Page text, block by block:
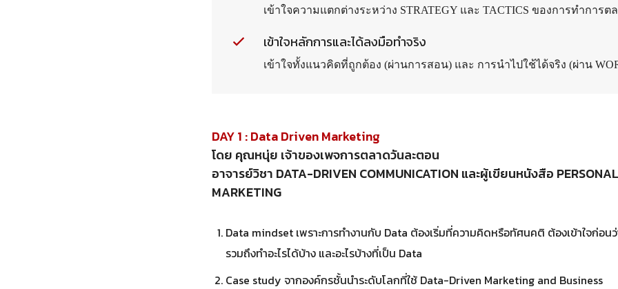
เข้าใจความแตกต่างระหว่าง STRATEGY และ TACTICS ของการทำการต
เข้าใจหลักการและได้ลงมือทำจริง
เข้าใจทั้งแนวคิดที่ถูกต้อง (ผ่านการสอน) และ การนำไปใช้ได้จริง (ผ่าน
DAY 1 : Data Driven Marketing
โดย คุณหนุ่ย เจ้าของเพจการตลาดวันละตอน
อาจารย์วิชา DATA-DRIVEN COMMUNICATION และผู้เขียนหนังสือ
MARKETING
Data mindset เพราะการทำงานกับ Data ต้องเริ่มที่ความคิดหรือทัศนคติ ต้องเข้าใจก่อน
รวมถึงทำอะไรได้บ้าง และอะไรบ้างที่เป็น Data
Case study จากองค์กรชั้นนำระดับโลกที่ใช้ Data-Driven Marketing and Business